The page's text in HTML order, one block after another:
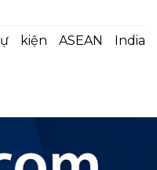
kiện ASEAN India